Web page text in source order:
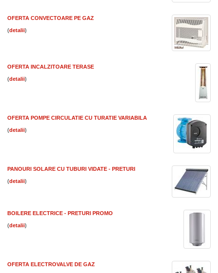
OFERTA CONVECTOARE PE GAZ
( )
OFERTA INCALZITOARE TERASE
( )
OFERTA POMPE CIRCULATIE CU TURATIE VARIABILA
( )
PANOURI SOLARE CU TUBURI VIDATE - PRETURI
( )
BOILERE ELECTRICE - PRETURI PROMO
( )
OFERTA ELECTROVALVE DE GAZ